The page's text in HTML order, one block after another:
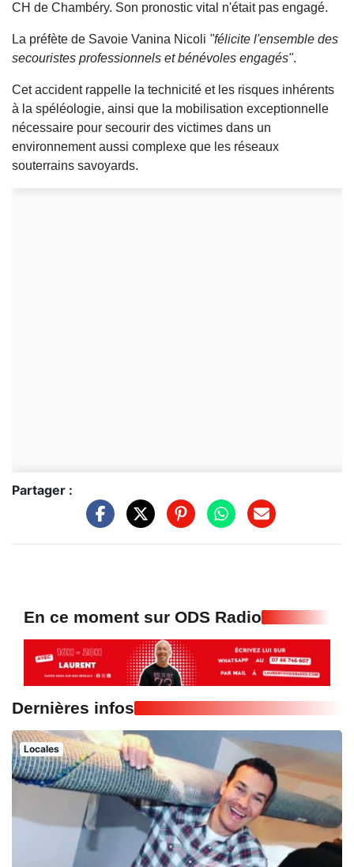
CH de Chambéry. Son pronostic vital n'était pas engagé.
La préfète de Savoie Vanina Nicoli "félicite l'ensemble des
secouristes professionnels et bénévoles engagés".
Cet accident rappelle la technicité et les risques inhérents
à la spéléologie, ainsi que la mobilisation exceptionnelle
nécessaire pour secourir des victimes dans un
environnement aussi complexe que les réseaux
souterrains savoyards.
Partager :
En ce moment sur ODS Radio
Dernières infos
Locales